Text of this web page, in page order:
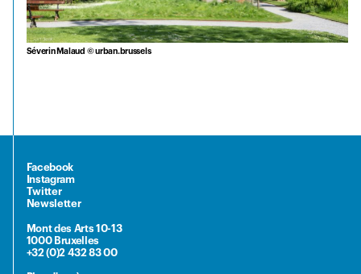
Séverin Malaud © urban.brussels
Facebook
Instagram
Twitter
Newsletter
Mont des Arts 10-13
1000 Bruxelles
+32 (0)2 432 83 00